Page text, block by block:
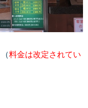
料金は改定されてい